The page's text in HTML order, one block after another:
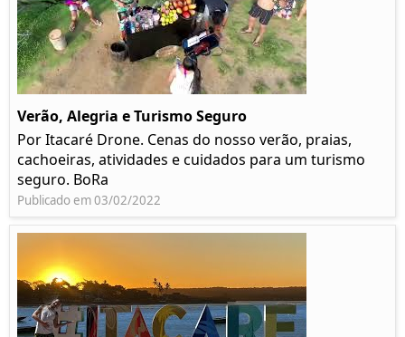
Verão, Alegria e Turismo Seguro
Por Itacaré Drone. Cenas do nosso verão, praias,
cachoeiras, atividades e cuidados para um turismo
seguro. BoRa
Publicado em 03/02/2022